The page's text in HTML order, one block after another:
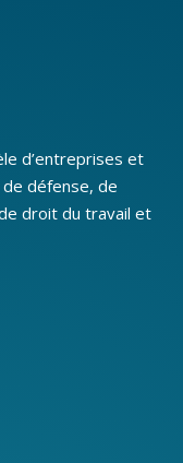
d’entreprises et
défense, de
droit du travail et